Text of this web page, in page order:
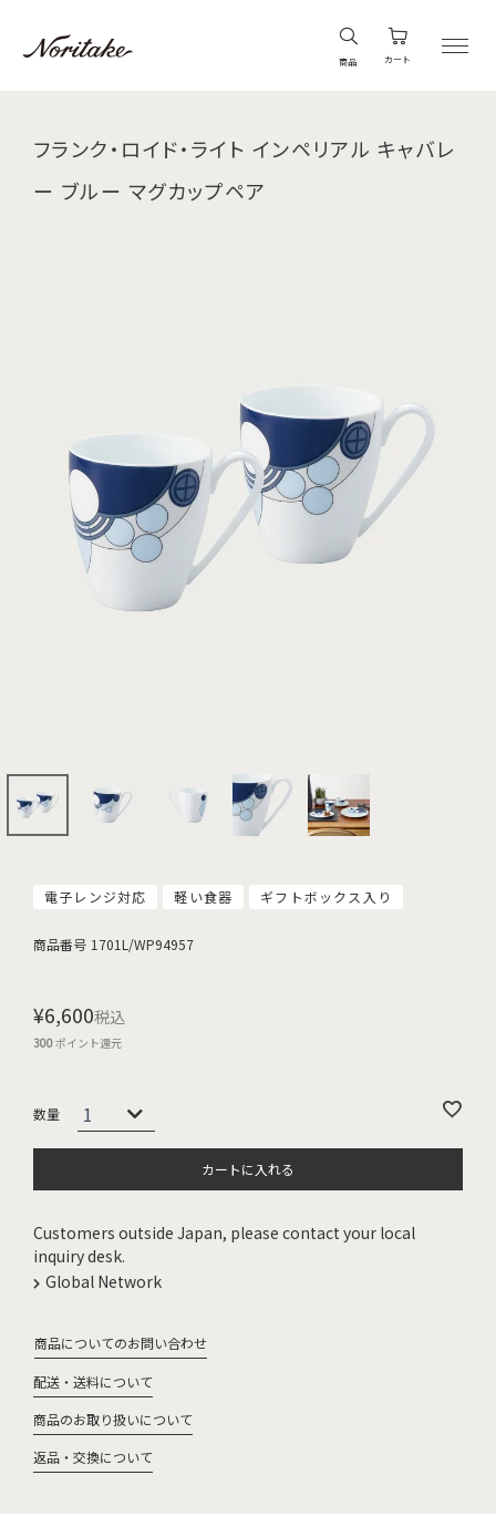
商品 カート
フランク・ロイド・ライト インペリアル キャバレ
ー ブルー マグカップペア
電子レンジ対応 軽い食器 ギフトボックス入り
商品番号 1701L/WP94957
¥6,600税込
300ポイント還元
カートに入れる
Customers outside Japan, please contact your local
inquiry desk.
Global Network
商品についてのお問い合わせ
配送・送料について
商品のお取り扱いについて
返品・交換について